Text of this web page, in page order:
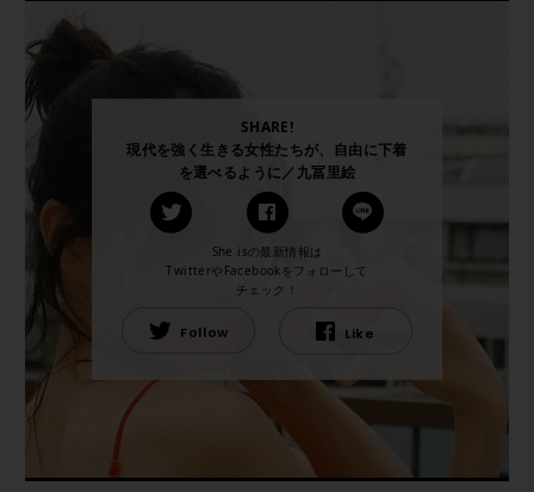
SHARE!
現代を強く生きる女性たちが、自由に下着
を選べるように／九冨里絵
She isの最新情報は
TwitterやFacebookをフォローして
チェック！
Follow Like